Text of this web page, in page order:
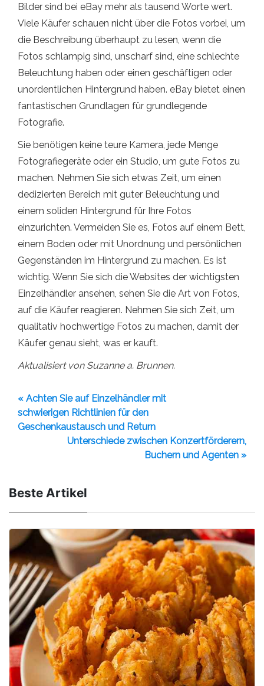
Bilder sind bei eBay mehr als tausend Worte wert.
Viele Käufer schauen nicht über die Fotos vorbei, um
die Beschreibung überhaupt zu lesen, wenn die
Fotos schlampig sind, unscharf sind, eine schlechte
Beleuchtung haben oder einen geschäftigen oder
unordentlichen Hintergrund haben. eBay bietet einen
fantastischen Grundlagen für grundlegende
Fotografie.
Sie benötigen keine teure Kamera, jede Menge
Fotografiegeräte oder ein Studio, um gute Fotos zu
machen. Nehmen Sie sich etwas Zeit, um einen
dedizierten Bereich mit guter Beleuchtung und
einem soliden Hintergrund für Ihre Fotos
einzurichten. Vermeiden Sie es, Fotos auf einem Bett,
einem Boden oder mit Unordnung und persönlichen
Gegenständen im Hintergrund zu machen. Es ist
wichtig. Wenn Sie sich die Websites der wichtigsten
Einzelhändler ansehen, sehen Sie die Art von Fotos,
auf die Käufer reagieren. Nehmen Sie sich Zeit, um
qualitativ hochwertige Fotos zu machen, damit der
Käufer genau sieht, was er kauft.
Aktualisiert von Suzanne a. Brunnen.
« Achten Sie auf Einzelhändler mit
schwierigen Richtlinien für den
Geschenkaustausch und Return
Unterschiede zwischen Konzertförderern,
Buchern und Agenten »
Beste Artikel